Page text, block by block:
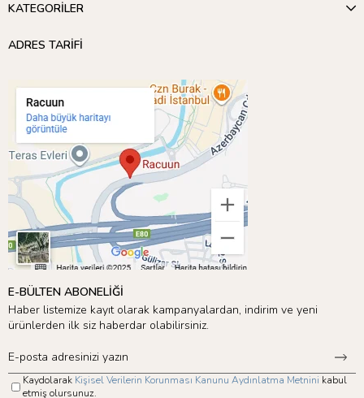
KATEGORİLER
ADRES TARİFİ
E-BÜLTEN ABONELİĞİ
Haber listemize kayıt olarak kampanyalardan, indirim ve yeni
ürünlerden ilk siz haberdar olabilirsiniz.
Kaydolarak Kişisel Verilerin Korunması Kanunu Aydınlatma Metnini kabul
etmiş olursunuz.